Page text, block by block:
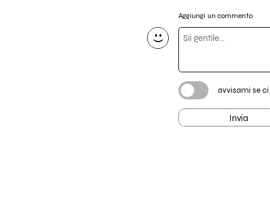
Aggiungi un commento
avvisami se
Invia